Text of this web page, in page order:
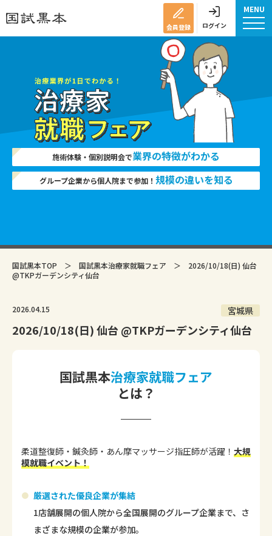
会員登録 ログイン
MENU
施術体験・個別説明会で業界の特徴がわかる
グループ企業から個人院まで参加！ 規模の違いを知る
国試黒本TOP ＞ 国試黒本治療家就職フェア ＞
2026/10/18(日) 仙台
@TKPガーデンシティ仙台
2026.04.15 宮城県
2026/10/18(日) 仙台 @TKPガーデンシティ仙台
国試黒本治療家就職フェア
とは？
柔道整復師・鍼灸師・あん摩マッサージ指圧師が活躍！ 大規
模就職イベント！
厳選された優良企業が集結
1店舗展開の個人院から全国展開のグループ企業まで、さ
まざまな規模の企業が参加。